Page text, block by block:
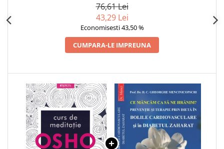
76,61 Lei
43,29 Lei
Economisesti 43,50 %
CUMPARA-LE IMPREUNA